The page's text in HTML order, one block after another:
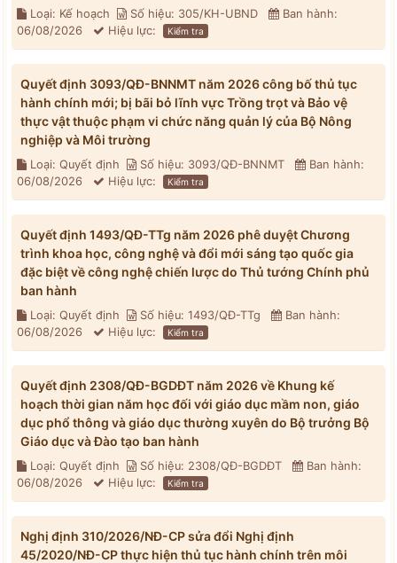
Loại: Kế hoạch Số hiệu: 305/KH-UBND
Ban hành:
06/08/2026
Hiệu lực: Kiểm tra
Quyết định 3093/QĐ-BNNMT năm 2026 công bố thủ tục
hành chính mới; bị bãi bỏ lĩnh vực Trồng trọt và Bảo vệ
thực vật thuộc phạm vi chức năng quản lý của Bộ Nông
nghiệp và Môi trường
Loại: Quyết định Số hiệu: 3093/QĐ-BNNMT
Ban hành:
06/08/2026
Hiệu lực: Kiểm tra
Quyết định 1493/QĐ-TTg năm 2026 phê duyệt Chương
trình khoa học, công nghệ và đổi mới sáng tạo quốc gia
đặc biệt về công nghệ chiến lược do Thủ tướng Chính phủ
ban hành
Loại: Quyết định Số hiệu: 1493/QĐ-TTg
Ban hành:
06/08/2026
Hiệu lực: Kiểm tra
Quyết định 2308/QĐ-BGDĐT năm 2026 về Khung kế
hoạch thời gian năm học đối với giáo dục mầm non, giáo
dục phổ thông và giáo dục thường xuyên do Bộ trưởng Bộ
Giáo dục và Đào tạo ban hành
Loại: Quyết định Số hiệu: 2308/QĐ-BGDĐT
Ban hành:
06/08/2026
Hiệu lực: Kiểm tra
Nghị định 310/2026/NĐ-CP sửa đổi Nghị định
45/2020/NĐ-CP thực hiện thủ tục hành chính trên môi